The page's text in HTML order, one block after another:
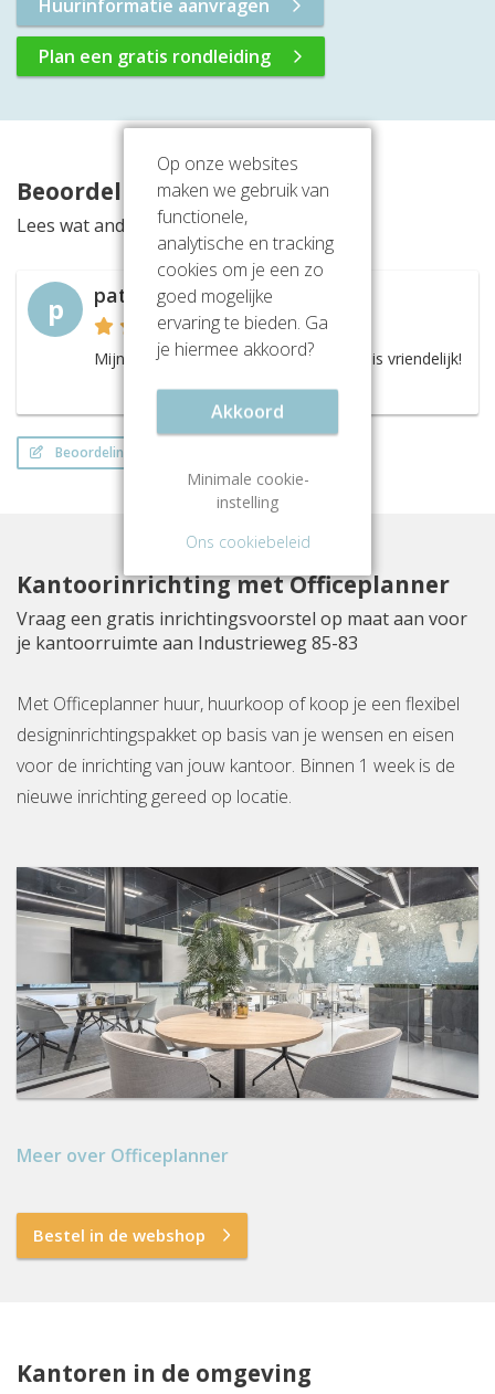
Huurinformatie aanvragen
Plan een gratis rondleiding
Beoordelingen
Lees wat anderen vinden van deze locatie
p patricia
Mijn kantoor is mooi rium en iedereen is vriendelijk!
Beoordeling schrijven
Kantoorinrichting met Officeplanner
Vraag een gratis inrichtingsvoorstel op maat aan voor
je kantoorruimte aan Industrieweg 85-83
Met Officeplanner huur, huurkoop of koop je een flexibel
designinrichtingspakket op basis van je wensen en eisen
voor de inrichting van jouw kantoor. Binnen 1 week is de
nieuwe inrichting gereed op locatie.
Meer over Officeplanner
Bestel in de webshop
Kantoren in de omgeving
Op onze websites
maken we gebruik van
functionele,
analytische en tracking
cookies om je een zo
goed mogelijke
ervaring te bieden. Ga
je hiermee akkoord?
Akkoord
Minimale cookie-
instelling
Ons cookiebeleid